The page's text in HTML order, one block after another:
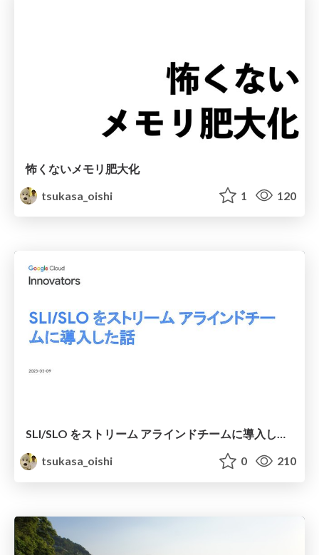
怖くないメモリ肥大化
tsukasa_oishi
1 120
SLI/SLO をストリーム アラインドチームに導入した話
tsukasa_oishi
0 210